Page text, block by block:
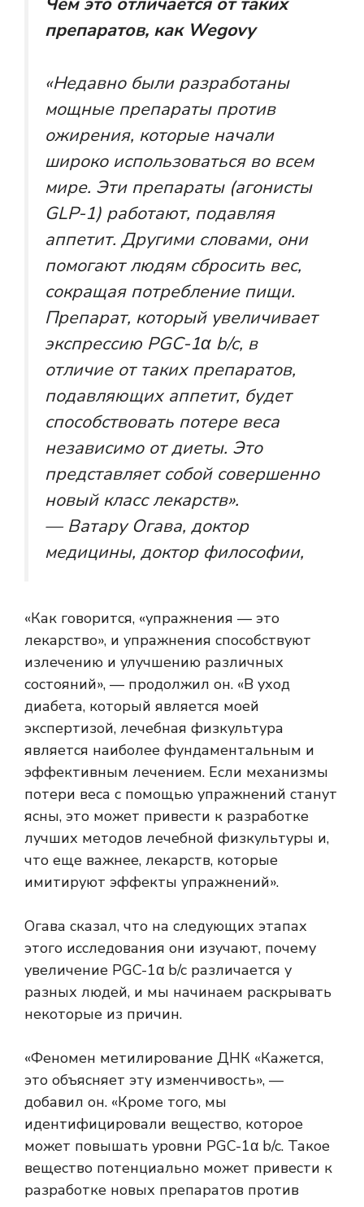
препаратов, как Wegovy
«Недавно были разработаны
мощные препараты против
ожирения, которые начали
широко использоваться во всем
мире. Эти препараты (агонисты
GLP-1) работают, подавляя
аппетит. Другими словами, они
помогают людям сбросить вес,
сокращая потребление пищи.
Препарат, который увеличивает
экспрессию PGC-1α b/c, в
отличие от таких препаратов,
подавляющих аппетит, будет
способствовать потере веса
независимо от диеты. Это
представляет собой совершенно
новый класс лекарств».
— Ватару Огава, доктор
медицины, доктор философии,
«Как говорится, «упражнения — это
лекарство», и упражнения способствуют
излечению и улучшению различных
состояний», — продолжил он. «В уход
диабета, который является моей
экспертизой, лечебная физкультура
является наиболее фундаментальным и
эффективным лечением. Если механизмы
потери веса с помощью упражнений станут
ясны, это может привести к разработке
лучших методов лечебной физкультуры и,
что еще важнее, лекарств, которые
имитируют эффекты упражнений».
Огава сказал, что на следующих этапах
этого исследования они изучают, почему
увеличение PGC-1α b/c различается у
разных людей, и мы начинаем раскрывать
некоторые из причин.
«Феномен метилирование ДНК «Кажется,
это объясняет эту изменчивость», —
добавил он. «Кроме того, мы
идентифицировали вещество, которое
может повышать уровни PGC-1α b/c. Такое
вещество потенциально может привести к
разработке новых препаратов против